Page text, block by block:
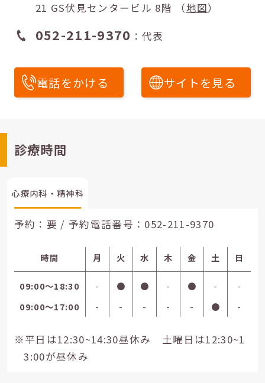
21 GS伏見センタービル 8階 （地図）
052-211-9370 ：代表
電話をかける サイトを見る
診療時間
心療内科・精神科
予約：要 / 予約電話番号： 052-211-9370
時間 月 火 水 木 金 土 日
09:00〜18:30 - ● ● - ● -
-
09:00〜17:00
- - - - - ● -
※平日は12:30~14:30昼休み 土曜日は12:30~1
3:00が昼休み